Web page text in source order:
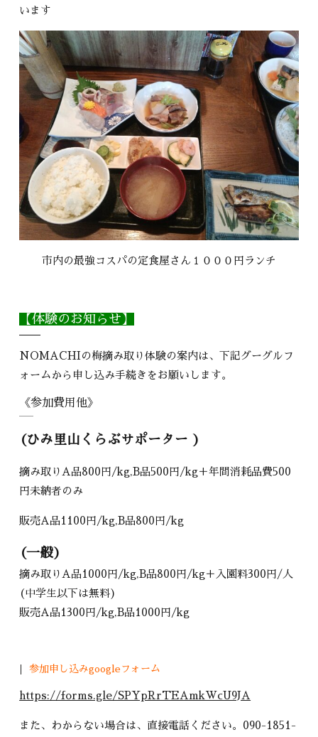
います
市内の最強コスパの定食屋さん１０００円ランチ
【体験のお知らせ】
NOMACHIの梅摘み取り体験の案内は、下記グーグルフ
ォームから申し込み手続きをお願いします。
《参加費用他》
(ひみ里山くらぶサポーター )
摘み取りA品800円/kg,B品500円/kg＋年間消耗品費500
円未納者のみ
販売A品1100円/kg,B品800円/kg
(一般)
摘み取りA品1000円/kg,B品800円/kg＋入園料300円/人
(中学生以下は無料)
販売A品1300円/kg,B品1000円/kg
参加申し込みgoogleフォーム
https://forms.gle/SPYpRrTEAmkWcU9JA
また、わからない場合は、直接電話ください。090-1851-